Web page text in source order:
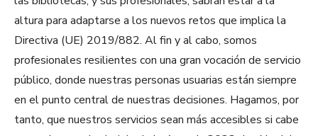
altura para adaptarse a los nuevos retos que implica la
Directiva (UE) 2019/882. Al fin y al cabo, somos
profesionales resilientes con una gran vocación de servicio
público, donde nuestras personas usuarias están siempre
en el punto central de nuestras decisiones. Hagamos, por
tanto, que nuestros servicios sean más accesibles si cabe